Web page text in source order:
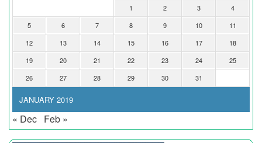
JANUARY 2019
1 2 3
4
5
6 7 8 9 10
11
12
13 14 15 16 17
18
19
20 21 22 23 24
25
26
27 28 29 30 31
« Dec Feb »